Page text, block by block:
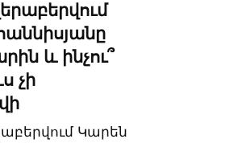
և ինչու՞
չի
Կարեն